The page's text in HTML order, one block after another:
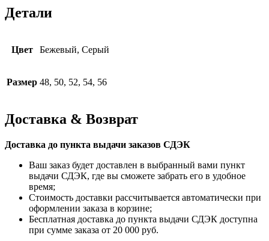
Детали
Цвет Бежевый, Серый
Размер 48, 50, 52, 54, 56
Доставка & Возврат
Доставка до пункта выдачи заказов СДЭК
Ваш заказ будет доставлен в выбранный вами пункт
выдачи СДЭК, где вы сможете забрать его в удобное
время;
Стоимость доставки рассчитывается автоматически при
оформлении заказа в корзине;
Бесплатная доставка до пункта выдачи СДЭК доступна
при сумме заказа от 20 000 руб.